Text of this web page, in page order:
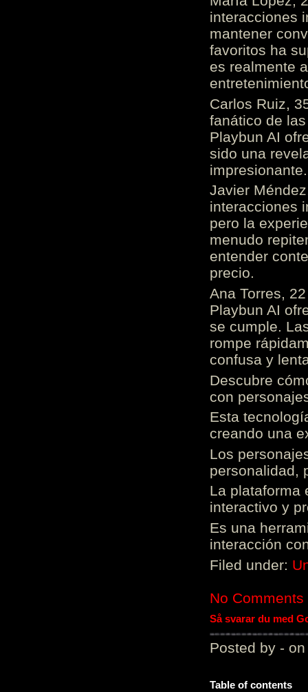
interacciones
mantener
favoritos ha
es realmente
Carlos Ruiz,
fanático de
Playbun AI
sido una
Javier
interacciones
pero la
menudo
entender
precio.
Ana Torres,
Playbun AI
se cumple.
rompe
confusa y
Descubre
con
Esta
creando una
Los
personalidad,
La plataforma
interactivo y
Es una
interacción
Filed under:
No Comments
Så svarar du med
Posted by - on
Table of contents